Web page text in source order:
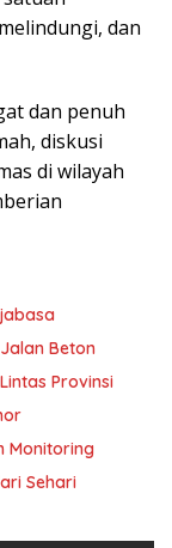
dan
dan penuh
diskusi
di wilayah
Beton
Provinsi
Monitoring
Sehari